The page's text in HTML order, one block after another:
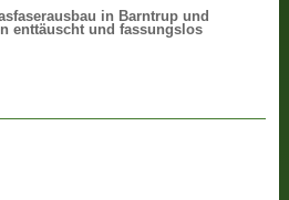
in Barntrup und
enttäuscht und fassungslos